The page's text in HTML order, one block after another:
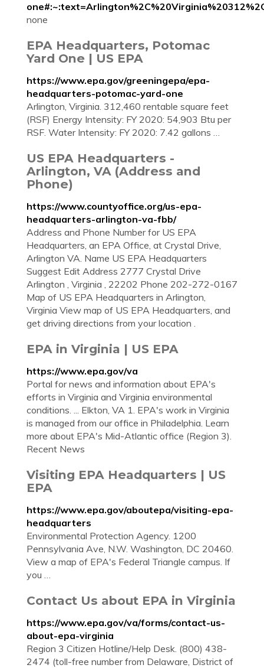
none
EPA Headquarters, Potomac
Yard One | US EPA
https://www.epa.gov/greeningepa/epa-
headquarters-potomac-yard-one
Arlington, Virginia. 312,460 rentable square feet
(RSF) Energy Intensity: FY 2020: 54,903 Btu per
RSF. Water Intensity: FY 2020: 7.42 gallons …
US EPA Headquarters -
Arlington, VA (Address and
Phone)
https://www.countyoffice.org/us-epa-
headquarters-arlington-va-fbb/
Address and Phone Number for US EPA
Headquarters, an EPA Office, at Crystal Drive,
Arlington VA. Name US EPA Headquarters
Suggest Edit Address 2777 Crystal Drive
Arlington , Virginia , 22202 Phone 202-272-0167
Map of US EPA Headquarters in Arlington,
Virginia View map of US EPA Headquarters, and
get driving directions from your location .
EPA in Virginia | US EPA
https://www.epa.gov/va
Portal for news and information about EPA's
efforts in Virginia and Virginia environmental
conditions. ... Elkton, VA 1. EPA's work in Virginia
is managed from our office in Philadelphia. Learn
more about EPA's Mid-Atlantic office (Region 3).
Recent News
Visiting EPA Headquarters | US
EPA
https://www.epa.gov/aboutepa/visiting-epa-
headquarters
Environmental Protection Agency. 1200
Pennsylvania Ave, N.W. Washington, DC 20460.
View a map of EPA's Federal Triangle campus. If
you …
Contact Us about EPA in Virginia
https://www.epa.gov/va/forms/contact-us-
about-epa-virginia
Region 3 Citizen Hotline/Help Desk. (800) 438-
2474 (toll-free number from Delaware, District of